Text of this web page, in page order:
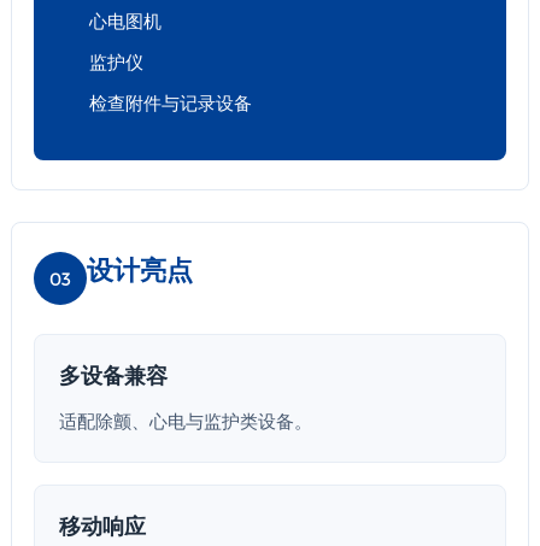
心电图机
监护仪
检查附件与记录设备
03 设计亮点
多设备兼容
适配除颤、心电与监护类设备。
移动响应